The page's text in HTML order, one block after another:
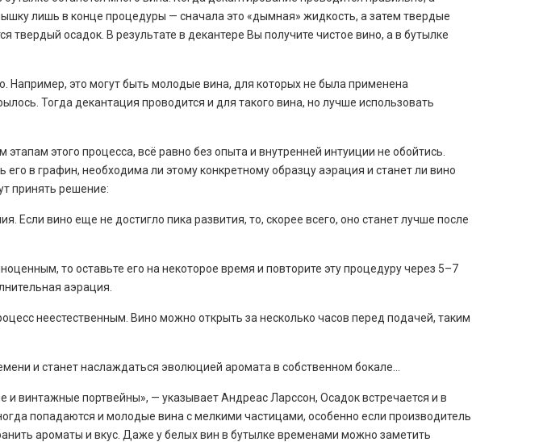
лишь в конце процедуры — сначала это «дымная» жидкость, а затем твердые
твердый осадок. В результате в декантере Вы получите чистое вино, а в бутылке
Например, это могут быть молодые вина, для которых не была применена
Тогда декантация проводится и для такого вина, но лучше использовать
этого процесса, всё равно без опыта и внутренней интуиции не обойтись.
в графин, необходима ли этому конкретному образцу аэрация и станет ли вино
принять решение:
вино еще не достигло пика развития, то, скорее всего, оно станет лучше после
то оставьте его на некоторое время и повторите эту процедуру через 5–7
аэрация.
неестественным. Вино можно открыть за несколько часов перед подачей, таким
и станет наслаждаться эволюцией аромата в собственном бокале…
винтажные портвейны», — указывает Андреас Ларссон, Осадок встречается и в
попадаются и молодые вина с мелкими частицами, особенно если производитель
ароматы и вкус. Даже у белых вин в бутылке временами можно заметить